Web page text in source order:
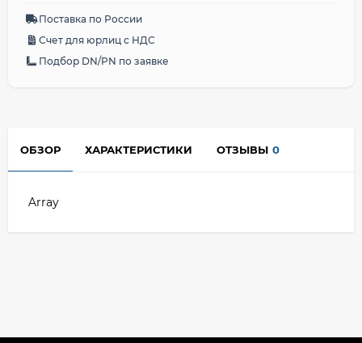
Поставка по России
Счет для юрлиц с НДС
Подбор DN/PN по заявке
ОБЗОР ХАРАКТЕРИСТИКИ ОТЗЫВЫ 0
Array